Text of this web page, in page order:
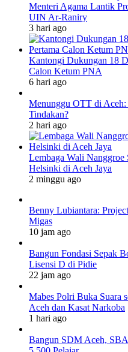
Menteri Agama Lantik
UIN Ar-Raniry
3 hari ago
Kantongi Dukungan 18
Calon Ketum PNA
6 hari ago
Menunggu OTT di
Tindakan?
2 hari ago
Lembaga Wali Nanggroe
Helsinki di Aceh Jaya
2 minggu ago
Benny Lubiantara:
Migas
10 jam ago
Bangun Fondasi Sepak
Lisensi D di Pidie
22 jam ago
Mabes Polri Buka Suara
Aceh dan Kasat Narkoba
1 hari ago
Bangun SDM Aceh,